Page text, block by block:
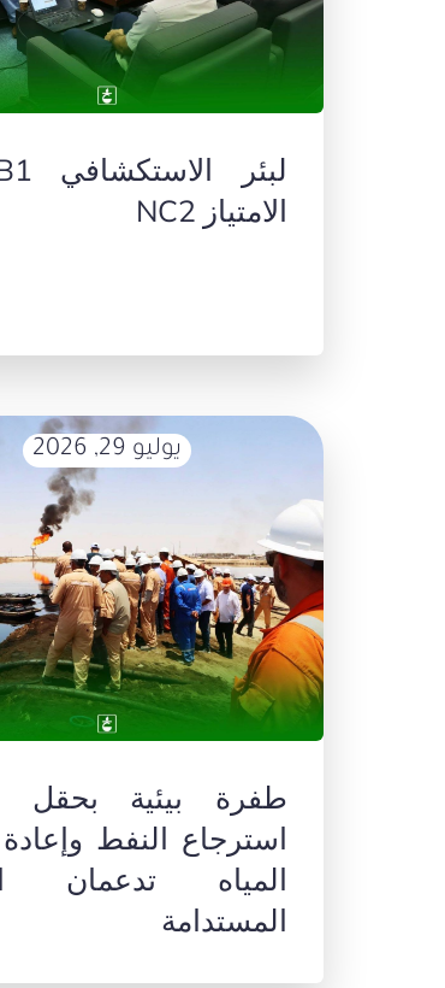
الامتياز NC2
يوليو 29, 2026
طفرة بيئية بحقل
استرجاع النفط وإعادة
المياه تدعمان
المستدامة